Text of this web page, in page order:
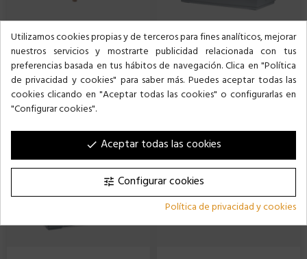
SALTADOR ARDILLA
Precio
15,00 €
JAULA 266 HURÓN
Precio
139,00 €
Utilizamos cookies propias y de terceros para fines analíticos, mejorar
nuestros servicios y mostrarte publicidad relacionada con tus
preferencias basada en tus hábitos de navegación. Clica en "Política
de privacidad y cookies" para saber más. Puedes aceptar todas las
cookies clicando en "Aceptar todas las cookies" o configurarlas en
"Configurar cookies".
done Aceptar todas las cookies
tune Configurar cookies
Política de privacidad y cookies